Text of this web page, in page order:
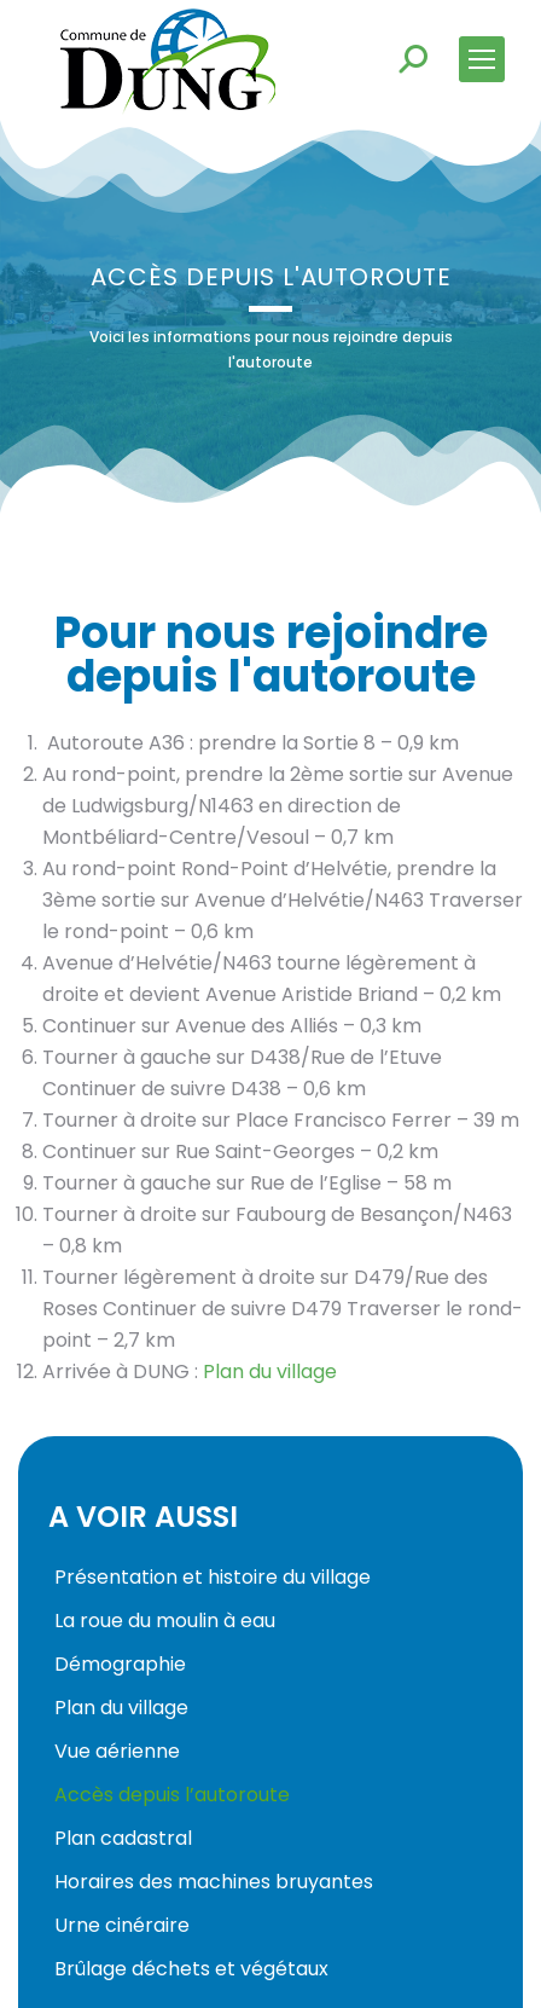
ACCÈS DEPUIS L'AUTOROUTE
Voici les informations pour nous rejoindre depuis
l'autoroute
Pour nous rejoindre
depuis l'autoroute
Autoroute A36 : prendre la Sortie 8 – 0,9 km
Au rond-point, prendre la 2ème sortie sur Avenue
de Ludwigsburg/N1463 en direction de
Montbéliard-Centre/Vesoul – 0,7 km
Au rond-point Rond-Point d’Helvétie, prendre la
3ème sortie sur Avenue d’Helvétie/N463 Traverser
le rond-point – 0,6 km
Avenue d’Helvétie/N463 tourne légèrement à
droite et devient Avenue Aristide Briand – 0,2 km
Continuer sur Avenue des Alliés – 0,3 km
Tourner à gauche sur D438/Rue de l’Etuve
Continuer de suivre D438 – 0,6 km
Tourner à droite sur Place Francisco Ferrer – 39 m
Continuer sur Rue Saint-Georges – 0,2 km
Tourner à gauche sur Rue de l’Eglise – 58 m
Tourner à droite sur Faubourg de Besançon/N463
– 0,8 km
Tourner légèrement à droite sur D479/Rue des
Roses Continuer de suivre D479 Traverser le rond-
point – 2,7 km
Arrivée à DUNG : Plan du village
A VOIR AUSSI
Présentation et histoire du village
La roue du moulin à eau
Démographie
Plan du village
Vue aérienne
Accès depuis l’autoroute
Plan cadastral
Horaires des machines bruyantes
Urne cinéraire
Brûlage déchets et végétaux